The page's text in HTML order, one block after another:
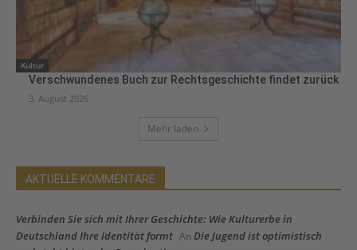
Kultur
Verschwundenes Buch zur Rechtsgeschichte findet zurück
3. August 2026
Mehr laden
AKTUELLE KOMMENTARE
Verbinden Sie sich mit Ihrer Geschichte: Wie Kulturerbe in
Deutschland Ihre Identität formt An Die Jugend ist optimistisch